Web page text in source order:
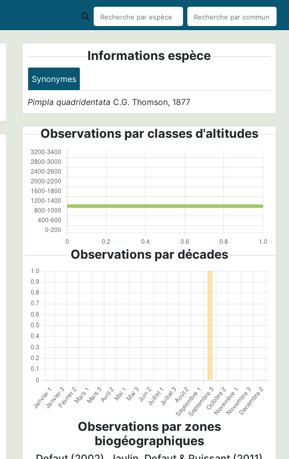
Informations espèce
Synonymes
Pimpla quadridentata C.G. Thomson, 1877
Observations par classes d'altitudes
Observations par décades
Observations par zones
biogéographiques